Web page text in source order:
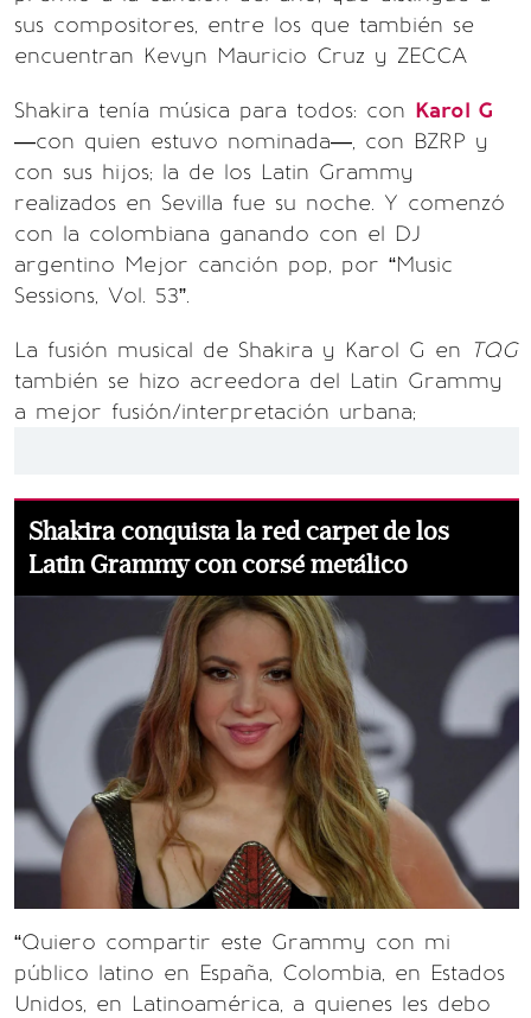
sus compositores, entre los que también se
encuentran Kevyn Mauricio Cruz y ZECCA
Shakira tenía música para todos: con Karol G
—con quien estuvo nominada—, con BZRP y
con sus hijos; la de los Latin Grammy
realizados en Sevilla fue su noche. Y comenzó
con la colombiana ganando con el DJ
argentino Mejor canción pop, por “Music
Sessions, Vol. 53”.
La fusión musical de Shakira y Karol G en TQG
también se hizo acreedora del Latin Grammy
a mejor fusión/interpretación urbana;
Shakira conquista la red carpet de los
Latin Grammy con corsé metálico
“Quiero compartir este Grammy con mi
público latino en España, Colombia, en Estados
Unidos, en Latinoamérica, a quienes les debo